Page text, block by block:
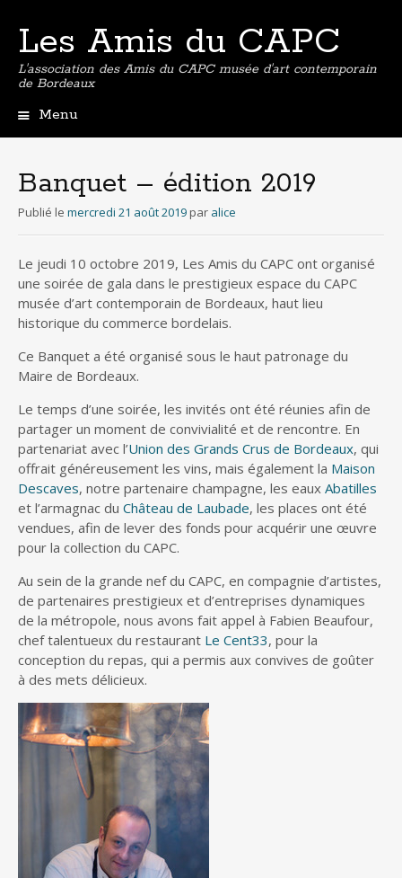
Les Amis du CAPC
L'association des Amis du CAPC musée d'art contemporain
de Bordeaux
Menu
principal
Banquet – édition 2019
Publié le mercredi 21 août 2019 par alice
Le jeudi 10 octobre 2019, Les Amis du CAPC ont organisé
une soirée de gala dans le prestigieux espace du CAPC
musée d’art contemporain de Bordeaux, haut lieu
historique du commerce bordelais.
Ce Banquet a été organisé sous le haut patronage du
Maire de Bordeaux.
Le temps d’une soirée, les invités ont été réunies afin de
partager un moment de convivialité et de rencontre. En
partenariat avec l’Union des Grands Crus de Bordeaux, qui
offrait généreusement les vins, mais également la Maison
Descaves, notre partenaire champagne, les eaux Abatilles
et l’armagnac du Château de Laubade, les places ont été
vendues, afin de lever des fonds pour acquérir une œuvre
pour la collection du CAPC.
Au sein de la grande nef du CAPC, en compagnie d’artistes,
de partenaires prestigieux et d’entreprises dynamiques
de la métropole, nous avons fait appel à Fabien Beaufour,
chef talentueux du restaurant Le Cent33, pour la
conception du repas, qui a permis aux convives de goûter
à des mets délicieux.